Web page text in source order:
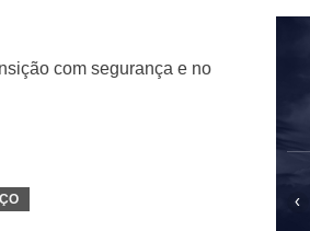
com segurança e no
‹